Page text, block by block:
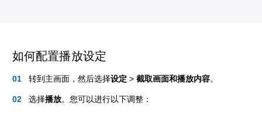
如何配置播放设定
转到主画面，然后选择设定 > 截取画面和播放内容。
选择播放。您可以进行以下调整：